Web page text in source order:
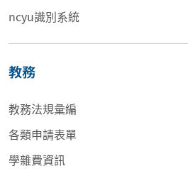
ncyu識別系統
教務
教務法規彙編
各類申請表單
學雜費資訊